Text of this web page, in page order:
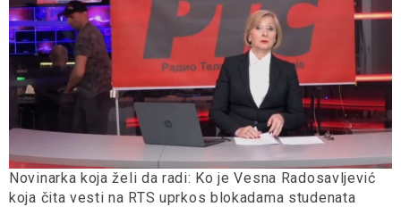
Novinarka koja želi da radi: Ko je Vesna Radosavljević
koja čita vesti na RTS uprkos blokadama studenata